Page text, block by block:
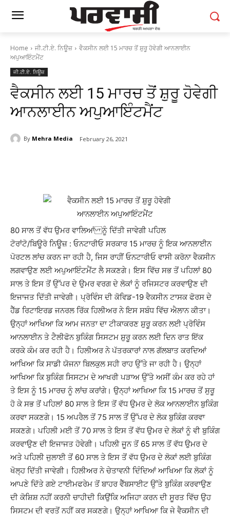
Home ਜੀ.ਟੀ.ਏ. ਨਿਊਜ਼
ਵੈਕਸੀਨ ਲਈ 15 ਮਾਰਚ ਤੋਂ ਸ਼ੁਰੂ ਹੋਵੇਗੀ ਆਨਲਾਈਨ
ਅਪੁਆਇੰਟਮੈਂਟ
ਜੀ.ਟੀ.ਏ. ਨਿਊਜ਼
ਵੈਕਸੀਨ ਲਈ 15 ਮਾਰਚ ਤੋਂ ਸ਼ੁਰੂ ਹੋਵੇਗੀ
ਆਨਲਾਈਨ ਅਪੁਆਇੰਟਮੈਂਟ
By Mehra Media February 26, 2021
80 ਸਾਲ ਤੋਂ ਵੱਧ ਉਮਰ ਵਾਲਿਆਂ ਨੂੰ ਦਿੱਤੀ ਜਾਵੇਗੀ ਪਹਿਲ
ਟੋਰਾਂਟੋ/ਬਿਊਰੋ ਨਿਊਜ਼ : ਓਨਟਾਰੀਓ ਸਰਕਾਰ 15 ਮਾਰਚ ਨੂੰ ਇਕ ਆਨਲਾਈਨ
ਪੋਰਟਲ ਲਾਂਚ ਕਰਨ ਜਾ ਰਹੀ ਹੈ, ਜਿਸ ਰਾਹੀਂ ਓਨਟਾਰੀਓ ਵਾਸੀ ਕਰੋਨਾ ਵੈਕਸੀਨ
ਲਗਵਾਉਣ ਲਈ ਅਪੁਆਇੰਟਮੈਂਟ ਲੈ ਸਕਣਗੇ। ਇਸ ਵਿੱਚ ਸਭ ਤੋਂ ਪਹਿਲਾਂ 80
ਸਾਲ ਤੇ ਇਸ ਤੋਂ ਉੱਪਰ ਦੇ ਉਮਰ ਵਰਗ ਦੇ ਲੋਕਾਂ ਨੂੰ ਰਜਿਸਟਰ ਕਰਵਾਉਣ ਦੀ
ਇਜਾਜਤ ਦਿੱਤੀ ਜਾਵੇਗੀ। ਪ੍ਰੋਵਿੰਸ ਦੀ ਕੋਵਿਡ-19 ਵੈਕਸੀਨ ਟਾਸਕ ਫੋਰਸ ਦੇ
ਹੈੱਡ ਰਿਟਾਇਰਡ ਜਨਰਲ ਰਿੱਕ ਹਿਲੀਅਰ ਨੇ ਇਸ ਸਬੰਧ ਵਿੱਚ ਐਲਾਨ ਕੀਤਾ।
ਉਨ੍ਹਾਂ ਆਖਿਆ ਕਿ ਆਮ ਜਨਤਾ ਦਾ ਟੀਕਾਕਰਣ ਸ਼ੁਰੂ ਕਰਨ ਲਈ ਪ੍ਰੋਵਿੰਸ
ਆਨਲਾਈਨ ਤੇ ਟੈਲੀਫੋਨ ਬੁਕਿੰਗ ਸਿਸਟਮ ਸ਼ੁਰੂ ਕਰਨ ਲਈ ਦਿਨ ਰਾਤ ਇੱਕ
ਕਰਕੇ ਕੰਮ ਕਰ ਰਹੀ ਹੈ। ਹਿਲੀਅਰ ਨੇ ਪੱਤਰਕਾਰਾਂ ਨਾਲ ਗੱਲਬਾਤ ਕਰਦਿਆਂ
ਆਖਿਆ ਕਿ ਸਾਡੀ ਯੋਜਨਾ ਬਿਲਕੁਲ ਸਹੀ ਰਾਹ ਉੱਤੇ ਜਾ ਰਹੀ ਹੈ। ਉਨ੍ਹਾਂ
ਆਖਿਆ ਕਿ ਬੁਕਿੰਗ ਸਿਸਟਮ ਦੇ ਆਖਰੀ ਪੜਾਅ ਉੱਤੇ ਅਸੀਂ ਕੰਮ ਕਰ ਰਹੇ ਹਾਂ
ਤੇ ਇਸ ਨੂੰ 15 ਮਾਰਚ ਨੂੰ ਲਾਂਚ ਕਰਾਂਗੇ। ਉਨ੍ਹਾਂ ਆਖਿਆ ਕਿ 15 ਮਾਰਚ ਤੋਂ ਸੁਰੂ
ਹੋ ਕੇ ਸਭ ਤੋਂ ਪਹਿਲਾਂ 80 ਸਾਲ ਤੇ ਇਸ ਤੋਂ ਵੱਧ ਉਮਰ ਦੇ ਲੋਕ ਆਨਲਾਈਨ ਬੁਕਿੰਗ
ਕਰਵਾ ਸਕਣਗੇ। 15 ਅਪਰੈਲ ਤੋਂ 75 ਸਾਲ ਤੋਂ ਉੱਪਰ ਦੇ ਲੋਕ ਬੁਕਿੰਗ ਕਰਵਾ
ਸਕਣਗੇ। ਪਹਿਲੀ ਮਈ ਤੋਂ 70 ਸਾਲ ਤੇ ਇਸ ਤੋਂ ਵੱਧ ਉਮਰ ਦੇ ਲੋਕਾਂ ਨੂੰ ਵੀ ਬੁਕਿੰਗ
ਕਰਵਾਉਣ ਦੀ ਇਜਾਜਤ ਹੋਵੇਗੀ। ਪਹਿਲੀ ਜੂਨ ਤੋਂ 65 ਸਾਲ ਤੋਂ ਵੱਧ ਉਮਰ ਦੇ
ਅਤੇ ਪਹਿਲੀ ਜੁਲਾਈ ਤੋਂ 60 ਸਾਲ ਤੇ ਇਸ ਤੋਂ ਵੱਧ ਉਮਰ ਦੇ ਲੋਕਾਂ ਲਈ ਬੁਕਿੰਗ
ਖੋਲ੍ਹ ਦਿੱਤੀ ਜਾਵੇਗੀ। ਹਿਲੀਅਰ ਨੇ ਚੇਤਾਵਨੀ ਦਿੰਦਿਆਂ ਆਖਿਆ ਕਿ ਲੋਕਾਂ ਨੂੰ
ਆਪਣੇ ਦਿੱਤੇ ਗਏ ਟਾਈਮਫਰੇਮ ਤੋਂ ਬਾਹਰ ਵੈੱਬਸਾਈਟ ਉੱਤੇ ਬੁਕਿੰਗ ਕਰਵਾਉਣ
ਦੀ ਕੋਸ਼ਿਸ਼ ਨਹੀਂ ਕਰਨੀ ਚਾਹੀਦੀ ਕਿਉਂਕਿ ਅਜਿਹਾ ਕਰਨ ਦੀ ਸੂਰਤ ਵਿੱਚ ਉਹ
ਸਿਸਟਮ ਦੀ ਵਰਤੋਂ ਨਹੀਂ ਕਰ ਸਕਣਗੇ। ਉਨ੍ਹਾਂ ਆਖਿਆ ਕਿ ਜੇ ਵੈਕਸੀਨ ਦੀ